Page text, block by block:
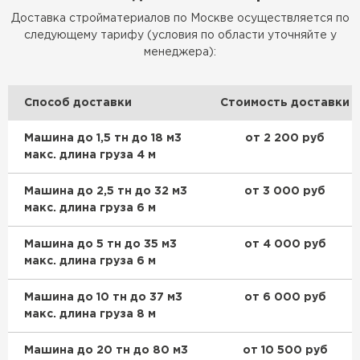
Доставка стройматериалов по Москве осуществляется по
следующему тарифу (условия по области уточняйте у
менеджера):
Способ доставки Стоимость доставки
Машина до 1,5 тн до 18 м3
макс. длина груза 4 м
от 2 200 руб
Машина до 2,5 тн до 32 м3
макс. длина груза 6 м
от 3 000 руб
Машина до 5 тн до 35 м3
макс. длина груза 6 м
от 4 000 руб
Машина до 10 тн до 37 м3
макс. длина груза 8 м
от 6 000 руб
Машина до 20 тн до 80 м3 от 10 500 руб
Рулонная кровля
ПЕРЕЙТИ
Цементно-песчаная черепица
ПЕРЕЙТИ